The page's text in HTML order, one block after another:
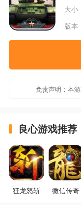
大小
版本
免责声明：本
良心游戏推荐
狂龙怒斩 微信传奇